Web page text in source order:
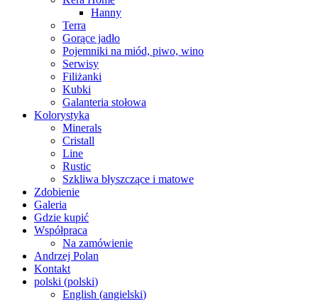
Hanny
Terra
Gorące jadło
Pojemniki na miód, piwo, wino
Serwisy
Filiżanki
Kubki
Galanteria stołowa
Kolorystyka
Minerals
Cristall
Line
Rustic
Szkliwa błyszczące i matowe
Zdobienie
Galeria
Gdzie kupić
Współpraca
Na zamówienie
Andrzej Polan
Kontakt
polski (polski)
English (angielski)